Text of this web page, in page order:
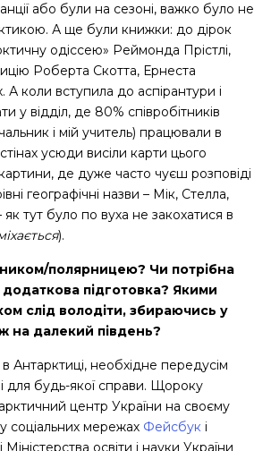
або були на сезоні, важко було не
А ще були книжки: до дірок
одіссею» Реймонда Прістлі,
Роберта Скотта, Ернеста
коли вступила до аспірантури і
у відділ, де 80% співробітників
і мій учитель) працювали в
усюди висіли карти цього
картини, де дуже часто чуєш розповіді
географічні назви – Мік, Стелла,
тут було по вуха не закохатися в
).
полярницею? Чи потрібна
підготовка? Якими
слід володіти, збираючись у
на далекий південь?
необхідне передусім
для будь-якої справи. Щороку
центр України на своєму
у соціальних мережах Фейсбук і